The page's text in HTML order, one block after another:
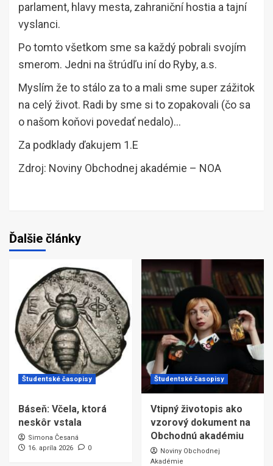
parlament, hlavy mesta, zahraniční hostia a tajní
vyslanci.
Po tomto všetkom sme sa každý pobrali svojím
smerom. Jedni na štrúdľu iní do Ryby, a.s.
Myslím že to stálo za to a mali sme super zážitok
na celý život. Radi by sme si to zopakovali (čo sa
o našom koňovi povedať nedalo)…
Za podklady ďakujem 1.E
Zdroj: Noviny Obchodnej akadémie – NOA
Ďalšie články
Študentské časopisy
Báseň: Včela, ktorá
neskôr vstala
Simona Česaná
16. apríla 2026
0
Študentské časopisy
Vtipný životopis ako
vzorový dokument na
Obchodnú akadémiu
Noviny Obchodnej
Akadémie